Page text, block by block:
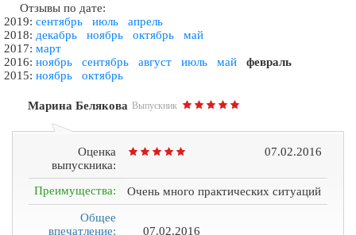
Отзывы по дате:
2019: сентябрь июль
апрель
2018: декабрь ноябрь октябрь
май
2017: март
2016: ноябрь сентябрь август июль май
февраль
2015: ноябрь октябрь
Марина Белякова Выпускник
Оценка
выпускника:
07.02.2016
Преимущества: Очень много практических ситуаций
Общее
впечатление:
07.02.2016